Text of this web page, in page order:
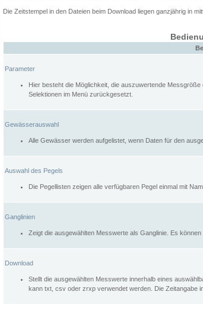
Die Zeitstempel in den Dateien beim Download liegen ganzjährig in
Parameter
Hier besteht die Möglichkeit, die auszuwertende
Selektionen im Menü zurückgesetzt.
Gewässerauswahl
Alle Gewässer werden aufgelistet, wenn Daten für den
Auswahl des Pegels
Die Pegellisten zeigen alle verfügbaren Pegel einmal mit
Ganglinien
Zeigt die ausgewählten Messwerte als Ganglinie. Es können
Download
Stellt die ausgewählten Messwerte innerhalb eines
kann txt, csv oder zrxp verwendet werden. Die Zeitangabe